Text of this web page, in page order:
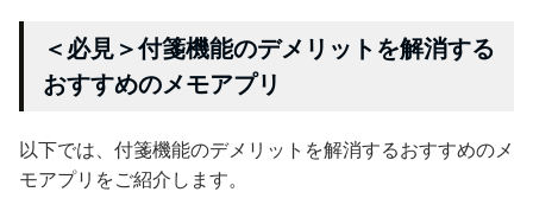
＜必見＞付箋機能のデメリットを解消する
おすすめのメモアプリ
以下では、付箋機能のデメリットを解消するおすすめのメ
モアプリをご紹介します。